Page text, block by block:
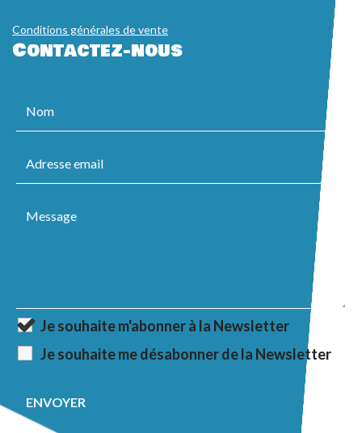
Conditions générales de vente
Contactez-nous
Je souhaite m'abonner à la Newsletter
Je souhaite me désabonner de la Newsletter